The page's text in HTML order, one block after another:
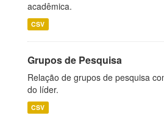
acadêmica.
CSV
Grupos de Pesquisa
Relação de grupos de pesquisa
do líder.
CSV